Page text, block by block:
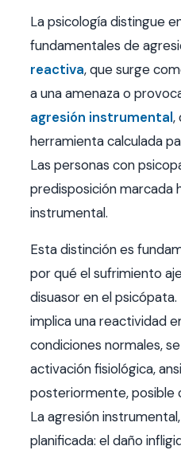
La psicología distingue
fundamentales de
reactiva, que surge
a una amenaza o
agresión instrumental,
herramienta calculada
Las personas con
predisposición marcada
instrumental.
Esta distinción es
por qué el sufrimiento
disuasor en el
implica una reactividad
condiciones normales,
activación fisiológica,
posteriormente, posible
La agresión
planificada: el daño